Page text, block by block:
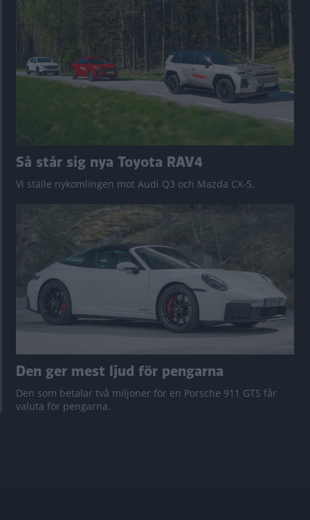
Så står sig nya Toyota RAV4
Vi ställe nykomlingen mot Audi Q3 och Mazda CX-5.
Den ger mest ljud för pengarna
Den som betalar två miljoner för en Porsche 911 GTS får
valuta för pengarna.